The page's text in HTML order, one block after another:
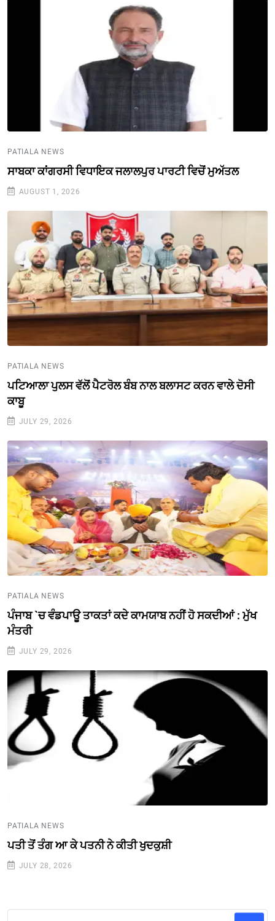
PATIALA NEWS
ਸਾਬਕਾ ਕਾਂਗਰਸੀ ਵਿਧਾਇਕ ਜਲਾਲਪੁਰ ਪਾਰਟੀ ਵਿਚੋਂ ਮੁਅੱਤਲ
AUGUST 1, 2026
PATIALA NEWS
ਪਟਿਆਲਾ ਪੁਲਸ ਵੱਲੋਂ ਪੈਟਰੋਲ ਬੰਬ ਨਾਲ ਬਲਾਸਟ ਕਰਨ ਵਾਲੇ ਦੋਸੀ
ਕਾਬੂ
JULY 29, 2026
PATIALA NEWS
ਪੰਜਾਬ `ਚ ਵੰਡਪਾਊ ਤਾਕਤਾਂ ਕਦੇ ਕਾਮਯਾਬ ਨਹੀਂ ਹੋ ਸਕਦੀਆਂ : ਮੁੱਖ
ਮੰਤਰੀ
JULY 29, 2026
PATIALA NEWS
ਪਤੀ ਤੋਂ ਤੰਗ ਆ ਕੇ ਪਤਨੀ ਨੇ ਕੀਤੀ ਖੁਦਕੁਸ਼ੀ
JULY 28, 2026